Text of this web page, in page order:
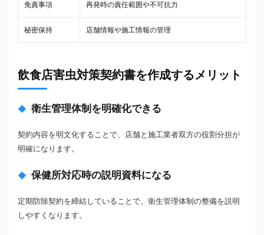
免責事項 再発時の責任範囲や不可抗力
秘密保持 店舗情報や施工情報の管理
飲食店害虫対策契約書を作成するメリット
衛生管理体制を明確化できる
契約内容を明文化することで、店舗と施工業者双方の役割分担が
明確になります。
保健所対応時の説明資料になる
定期防除契約を締結していることで、衛生管理体制の整備を説明
しやすくなります。